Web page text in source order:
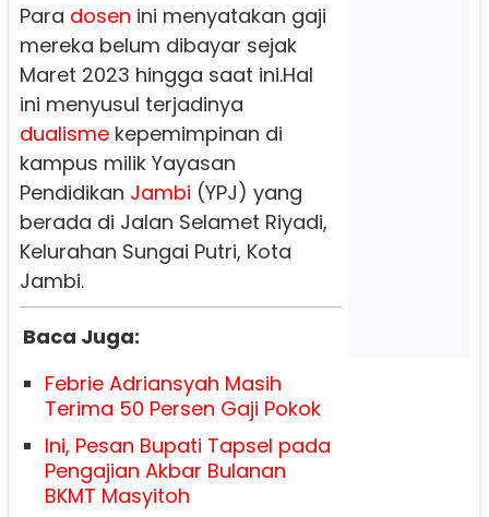
Para dosen ini menyatakan gaji
mereka belum dibayar sejak
Maret 2023 hingga saat ini.Hal
ini menyusul terjadinya
dualismekepemimpinan di
kampus milik Yayasan
Pendidikan Jambi (YPJ) yang
berada di Jalan Selamet Riyadi,
Kelurahan Sungai Putri, Kota
Jambi.
Baca Juga:
Febrie Adriansyah Masih
Terima 50 Persen Gaji Pokok
Ini, Pesan Bupati Tapsel pada
Pengajian Akbar Bulanan
BKMT Masyitoh